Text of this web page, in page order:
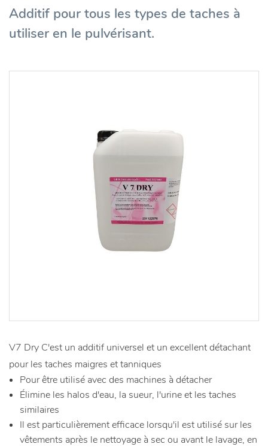
Additif pour tous les types de taches à
utiliser en le pulvérisant.
V7 Dry C'est un additif universel et un excellent détachant
pour les taches maigres et tanniques
Pour être utilisé avec des machines à détacher
Élimine les halos d'eau, la sueur, l'urine et les taches
similaires
Il est particulièrement efficace lorsqu'il est utilisé sur les
vêtements après le nettoyage à sec ou avant le lavage, en